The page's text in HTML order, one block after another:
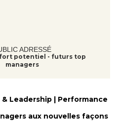
ADRESSÉ
fort potentiel - futurs top
managers
Leadership | Performance
aux nouvelles façons